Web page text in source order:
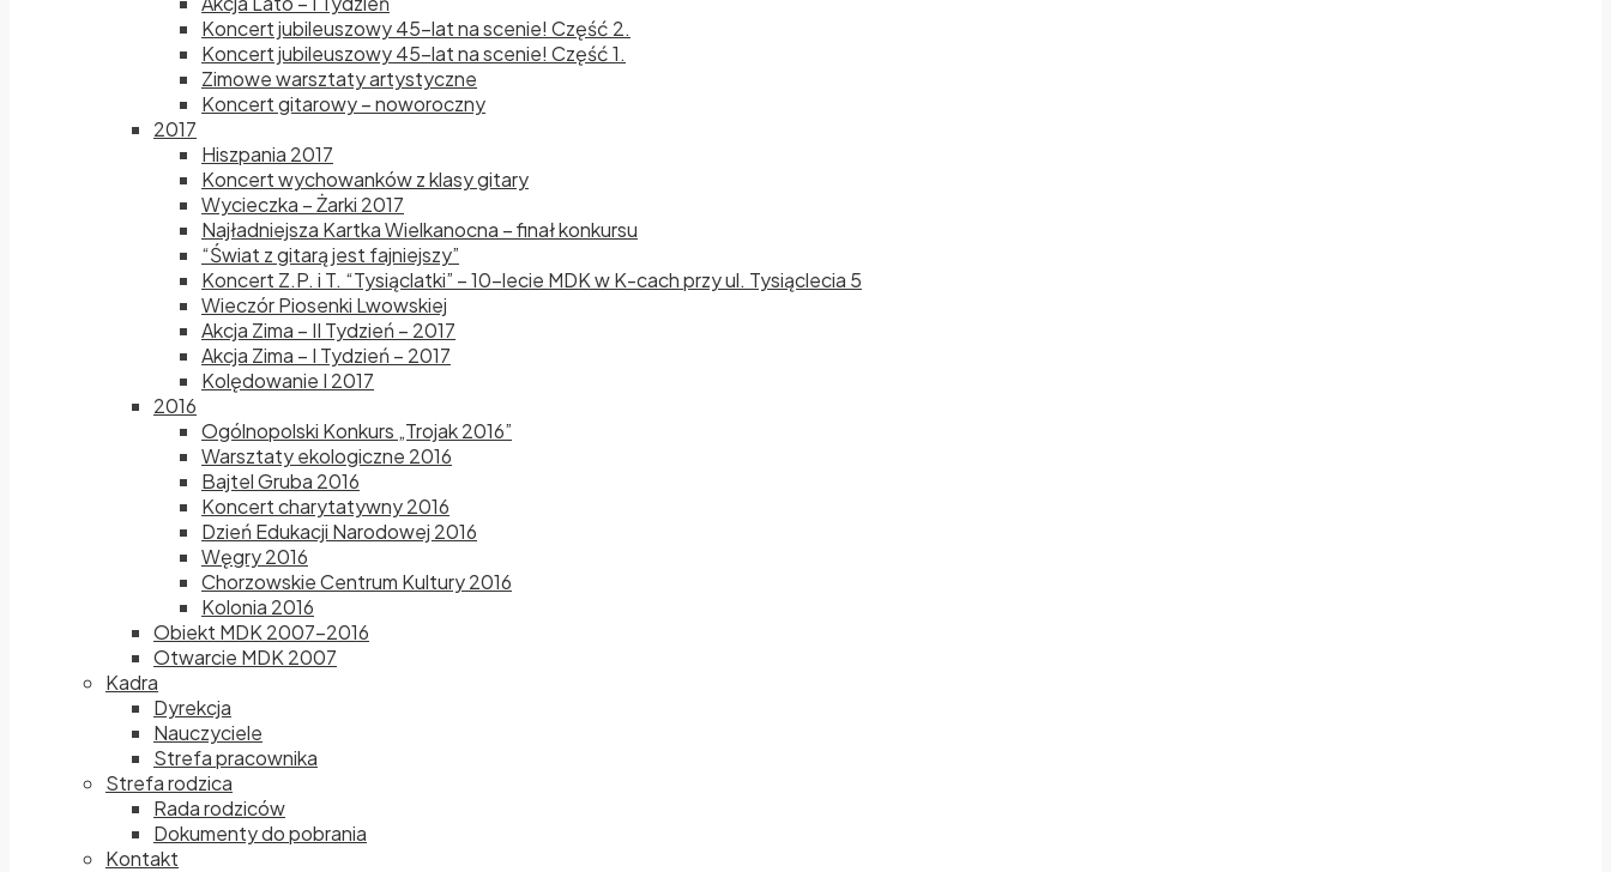
Koncert jubileuszowy 45-lat na scenie! Część 2.
Koncert jubileuszowy 45-lat na scenie! Część 1.
Zimowe warsztaty artystyczne
Koncert gitarowy – noworoczny
2017
Hiszpania 2017
Koncert wychowanków z klasy gitary
Wycieczka – Żarki 2017
Najładniejsza Kartka Wielkanocna – finał konkursu
“Świat z gitarą jest fajniejszy”
Koncert Z.P. i T. “Tysiąclatki” – 10-lecie MDK w K-cach przy ul. Tysiąclecia 5
Wieczór Piosenki Lwowskiej
Akcja Zima – II Tydzień – 2017
Akcja Zima – I Tydzień – 2017
Kolędowanie I 2017
2016
Ogólnopolski Konkurs „Trojak 2016”
Warsztaty ekologiczne 2016
Bajtel Gruba 2016
Koncert charytatywny 2016
Dzień Edukacji Narodowej 2016
Węgry 2016
Chorzowskie Centrum Kultury 2016
Kolonia 2016
Obiekt MDK 2007-2016
Otwarcie MDK 2007
Kadra
Dyrekcja
Nauczyciele
Strefa pracownika
Strefa rodzica
Rada rodziców
Dokumenty do pobrania
Kontakt